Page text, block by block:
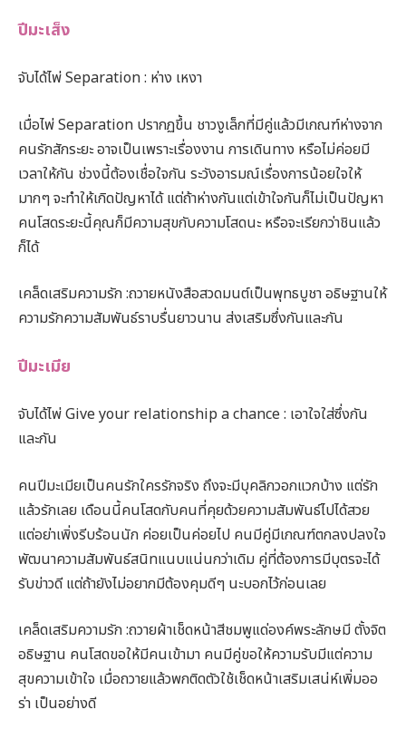
ปีมะเส็ง
จับได้ไพ่ Separation : ห่าง เหงา
เมื่อไพ่ Separation ปรากฏขึ้น ชาวงูเล็กที่มีคู่แล้วมีเกณฑ์ห่างจาก
คนรักสักระยะ อาจเป็นเพราะเรื่องงาน การเดินทาง หรือไม่ค่อยมี
เวลาให้กัน ช่วงนี้ต้องเชื่อใจกัน ระวังอารมณ์เรื่องการน้อยใจให้
มากๆ จะทำให้เกิดปัญหาได้ แต่ถ้าห่างกันแต่เข้าใจกันก็ไม่เป็นปัญหา
คนโสดระยะนี้คุณก็มีความสุขกับความโสดนะ หรือจะเรียกว่าชินแล้ว
ก็ได้
เคล็ดเสริมความรัก :ถวายหนังสือสวดมนต์เป็นพุทธบูชา อธิษฐานให้
ความรักความสัมพันธ์ราบรื่นยาวนาน ส่งเสริมซึ่งกันและกัน
ปีมะเมีย
จับได้ไพ่ Give your relationship a chance : เอาใจใส่ซึ่งกัน
และกัน
คนปีมะเมียเป็นคนรักใครรักจริง ถึงจะมีบุคลิกวอกแวกบ้าง แต่รัก
แล้วรักเลย เดือนนี้คนโสดกับคนที่คุยด้วยความสัมพันธ์ไปได้สวย
แต่อย่าเพิ่งรีบร้อนนัก ค่อยเป็นค่อยไป คนมีคู่มีเกณฑ์ตกลงปลงใจ
พัฒนาความสัมพันธ์สนิทแนบแน่นกว่าเดิม คู่ที่ต้องการมีบุตรจะได้
รับข่าวดี แต่ถ้ายังไม่อยากมีต้องคุมดีๆ นะบอกไว้ก่อนเลย
เคล็ดเสริมความรัก :ถวายผ้าเช็ดหน้าสีชมพูแด่องค์พระลักษมี ตั้งจิต
อธิษฐาน คนโสดขอให้มีคนเข้ามา คนมีคู่ขอให้ความรับมีแต่ความ
สุขความเข้าใจ เมื่อถวายแล้วพกติดตัวใช้เช็ดหน้าเสริมเสน่ห์เพิ่มออ
ร่า เป็นอย่างดี